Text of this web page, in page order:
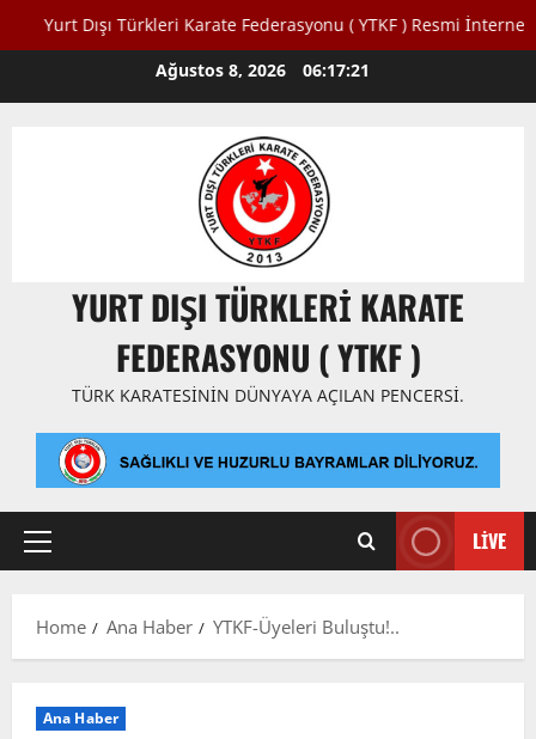
Dışı Türkleri Karate Federasyonu ( YTKF ) Resmi İnternet
Ağustos 8, 2026 06:17:22
YURT DIŞI TÜRKLERI KARATE
FEDERASYONU ( YTKF )
TÜRK KARATESININ DÜNYAYA AÇILAN PENCERSI.
Primary
LIVE
Home Ana Haber YTKF-Üyeleri Buluştu!..
Ana Haber